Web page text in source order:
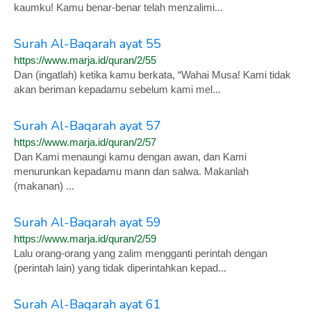
kaumku! Kamu benar-benar telah menzalimi...
Surah Al-Baqarah ayat 55
https://www.marja.id/quran/2/55
Dan (ingatlah) ketika kamu berkata, “Wahai Musa! Kami tidak
akan beriman kepadamu sebelum kami mel...
Surah Al-Baqarah ayat 57
https://www.marja.id/quran/2/57
Dan Kami menaungi kamu dengan awan, dan Kami
menurunkan kepadamu mann dan salwa. Makanlah
(makanan) ...
Surah Al-Baqarah ayat 59
https://www.marja.id/quran/2/59
Lalu orang-orang yang zalim mengganti perintah dengan
(perintah lain) yang tidak diperintahkan kepad...
Surah Al-Baqarah ayat 61